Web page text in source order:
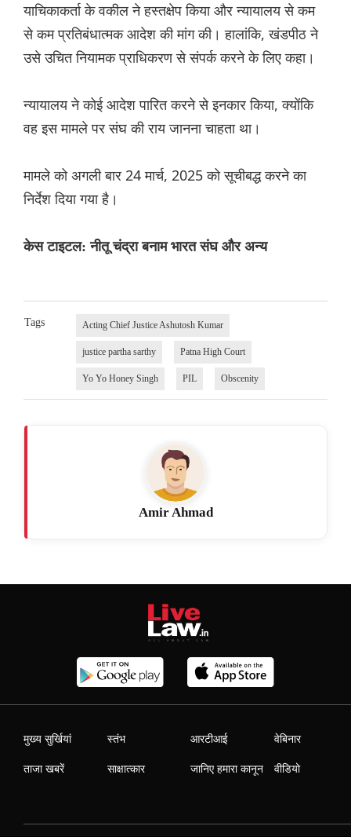
याचिकाकर्ता के वकील ने हस्तक्षेप किया और न्यायालय से कम
से कम प्रतिबंधात्मक आदेश की मांग की। हालांकि, खंडपीठ ने
उसे उचित नियामक प्राधिकरण से संपर्क करने के लिए कहा।
न्यायालय ने कोई आदेश पारित करने से इनकार किया, क्योंकि
वह इस मामले पर संघ की राय जानना चाहता था।
मामले को अगली बार 24 मार्च, 2025 को सूचीबद्ध करने का
निर्देश दिया गया है।
केस टाइटल: नीतू चंद्रा बनाम भारत संघ और अन्य
Tags Acting Chief Justice Ashutosh Kumar
justice partha sarthy Patna High Court
Yo Yo Honey Singh PIL Obscenity
Amir Ahmad
मुख्य सुर्खियां
ताजा खबरें
स्तंभ
साक्षात्कार
आरटीआई
जानिए हमारा कानून
वेबिनार
वीडियो